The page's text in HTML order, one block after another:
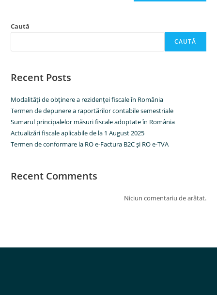
Caută
CAUTĂ
Recent Posts
Modalităţi de obţinere a rezidenţei fiscale în România
Termen de depunere a raportărilor contabile semestriale
Sumarul principalelor măsuri fiscale adoptate în România
Actualizări fiscale aplicabile de la 1 August 2025
Termen de conformare la RO e-Factura B2C şi RO e-TVA
Recent Comments
Niciun comentariu de arătat.